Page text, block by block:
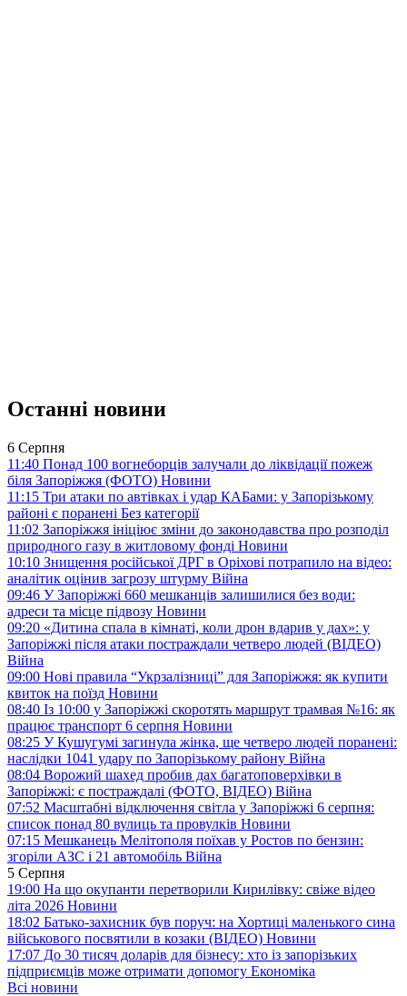
Останні новини
6 Серпня
11:40 Понад 100 вогнеборців залучали до ліквідації пожеж
біля Запоріжжя (ФОТО) Новини
11:15 Три атаки по автівках і удар КАБами: у Запорізькому
районі є поранені Без категорії
11:02 Запоріжжя ініціює зміни до законодавства про розподіл
природного газу в житловому фонді Новини
10:10 Знищення російської ДРГ в Оріхові потрапило на відео:
аналітик оцінив загрозу штурму Війна
09:46 У Запоріжжі 660 мешканців залишилися без води:
адреси та місце підвозу Новини
09:20 «Дитина спала в кімнаті, коли дрон вдарив у дах»: у
Запоріжжі після атаки постраждали четверо людей (ВІДЕО)
Війна
09:00 Нові правила “Укрзалізниці” для Запоріжжя: як купити
квиток на поїзд Новини
08:40 Із 10:00 у Запоріжжі скоротять маршрут трамвая №16: як
працює транспорт 6 серпня Новини
08:25 У Кушугумі загинула жінка, ще четверо людей поранені:
наслідки 1041 удару по Запорізькому району Війна
08:04 Ворожий шахед пробив дах багатоповерхівки в
Запоріжжі: є постраждалі (ФОТО, ВІДЕО) Війна
07:52 Масштабні відключення світла у Запоріжжі 6 серпня:
список понад 80 вулиць та провулків Новини
07:15 Мешканець Мелітополя поїхав у Ростов по бензин:
згоріли АЗС і 21 автомобіль Війна
5 Серпня
19:00 На що окупанти перетворили Кирилівку: свіже відео
літа 2026 Новини
18:02 Батько-захисник був поруч: на Хортиці маленького сина
військового посвятили в козаки (ВІДЕО) Новини
17:07 До 30 тисяч доларів для бізнесу: хто із запорізьких
підприємців може отримати допомогу Економіка
Всі новини